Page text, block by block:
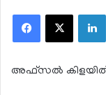
Facebook
X
അഫ്‌സല്‍